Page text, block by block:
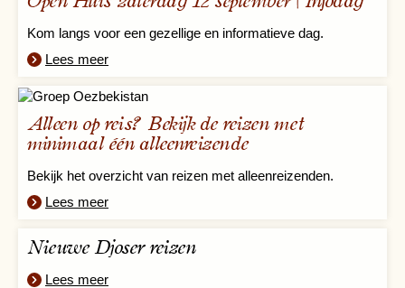
Kom langs voor een gezellige en informatieve dag.
Lees meer
Alleen op reis? Bekijk de reizen met
minimaal één alleenreizende
Bekijk het overzicht van reizen met alleenreizenden.
Lees meer
Nieuwe Djoser reizen
Lees meer